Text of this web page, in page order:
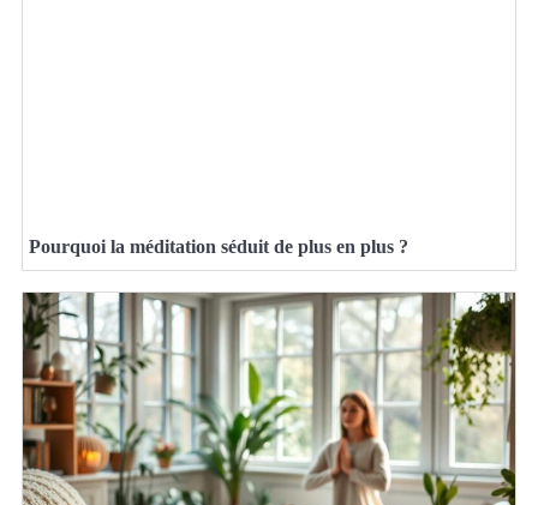
Pourquoi la méditation séduit de plus en plus ?